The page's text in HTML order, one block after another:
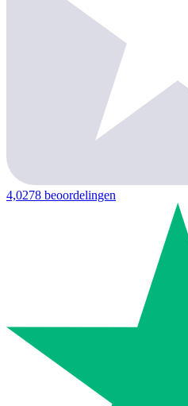
4,0278 beoordelingen